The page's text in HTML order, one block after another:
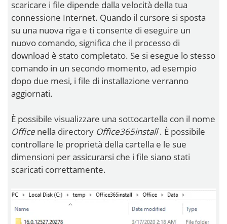
scaricare i file dipende dalla velocità della tua
connessione Internet. Quando il cursore si sposta
su una nuova riga e ti consente di eseguire un
nuovo comando, significa che il processo di
download è stato completato. Se si esegue lo stesso
comando in un secondo momento, ad esempio
dopo due mesi, i file di installazione verranno
aggiornati.
È possibile visualizzare una sottocartella con il nome
Office nella directory Office365install. È possibile
controllare le proprietà della cartella e le sue
dimensioni per assicurarsi che i file siano stati
scaricati correttamente.